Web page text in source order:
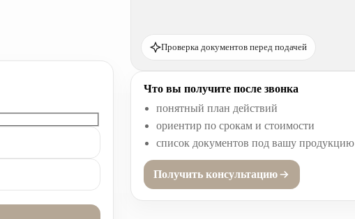
Проверка документов перед подачей
Что вы получите после звонка
понятный план действий
ориентир по срокам и стоимости
список документов под вашу продукцию
Получить консультацию